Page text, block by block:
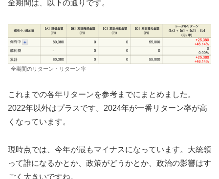
全期間は、以下の通りです。
全期間のリターン・リターン率
これまでの各年リターンを参考までにまとめました。
2022年以外はプラスです。2024年が一番リターン率が高
くなっています。
現時点では、今年が最もマイナスになっています。大統領
って誰になるかとか、政策がどうかとか、政治の影響はす
ごく大きいですね。